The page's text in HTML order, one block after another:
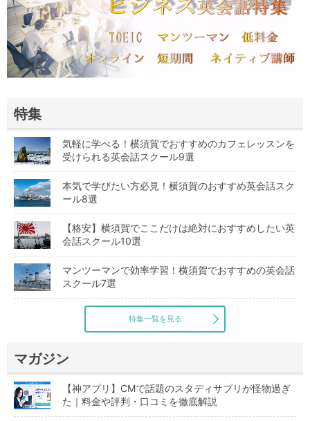
特集
気軽に学べる！横須賀でおすすめのカフェレッスンを
受けられる英会話スクール9選
本気で学びたい方必見！横須賀のおすすめ英会話スク
ール8選
【格安】横須賀でここだけは絶対におすすめしたい英
会話スクール10選
マンツーマンで効率学習！横須賀でおすすめの英会話
スクール7選
特集一覧を見る
マガジン
【神アプリ】CMで話題のスタディサプリが怪物過ぎ
た｜料金や評判・口コミを徹底解説